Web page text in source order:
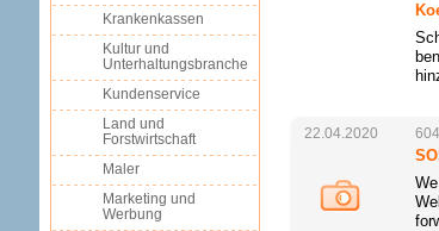
22.04.2020
Krankenkassen
Kultur und
Unterhaltungsbranche
Kundenservice
Land und
Forstwirtschaft
Maler
Marketing und
Werbung